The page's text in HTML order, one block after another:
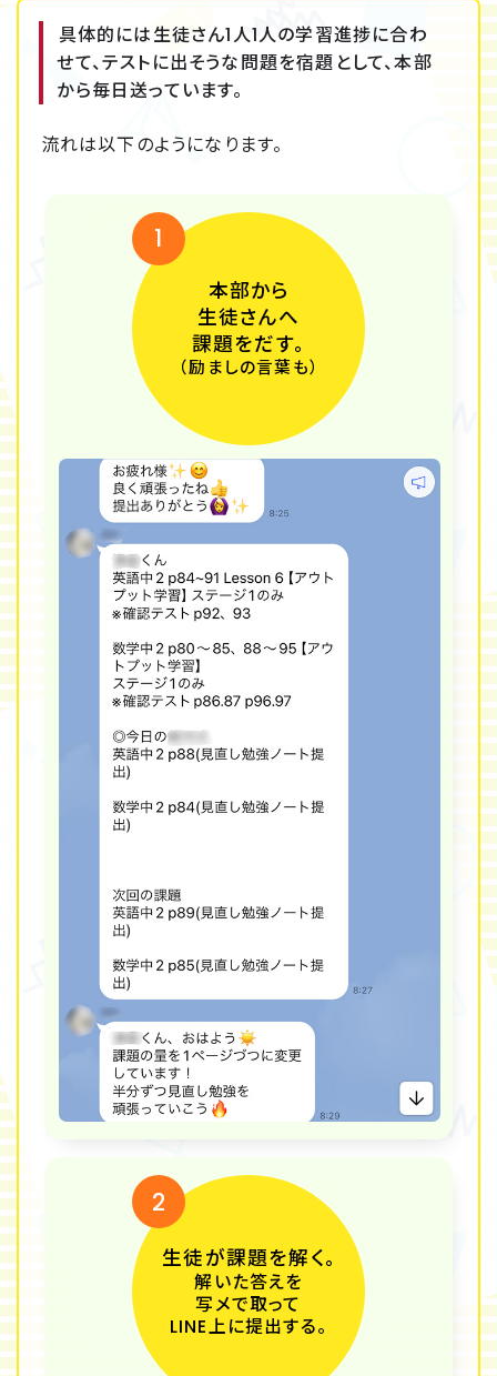
具体的には生徒さん1人1人の学習進捗に合わ
せて、テストに出そうな問題を宿題として、本部
から毎日送っています。
流れは以下のようになります。
1
本部から
生徒さんへ
課題をだす。
（励ましの言葉も）
2
生徒が課題を解く。
解いた答えを
写メで取って
LINE上に提出する。